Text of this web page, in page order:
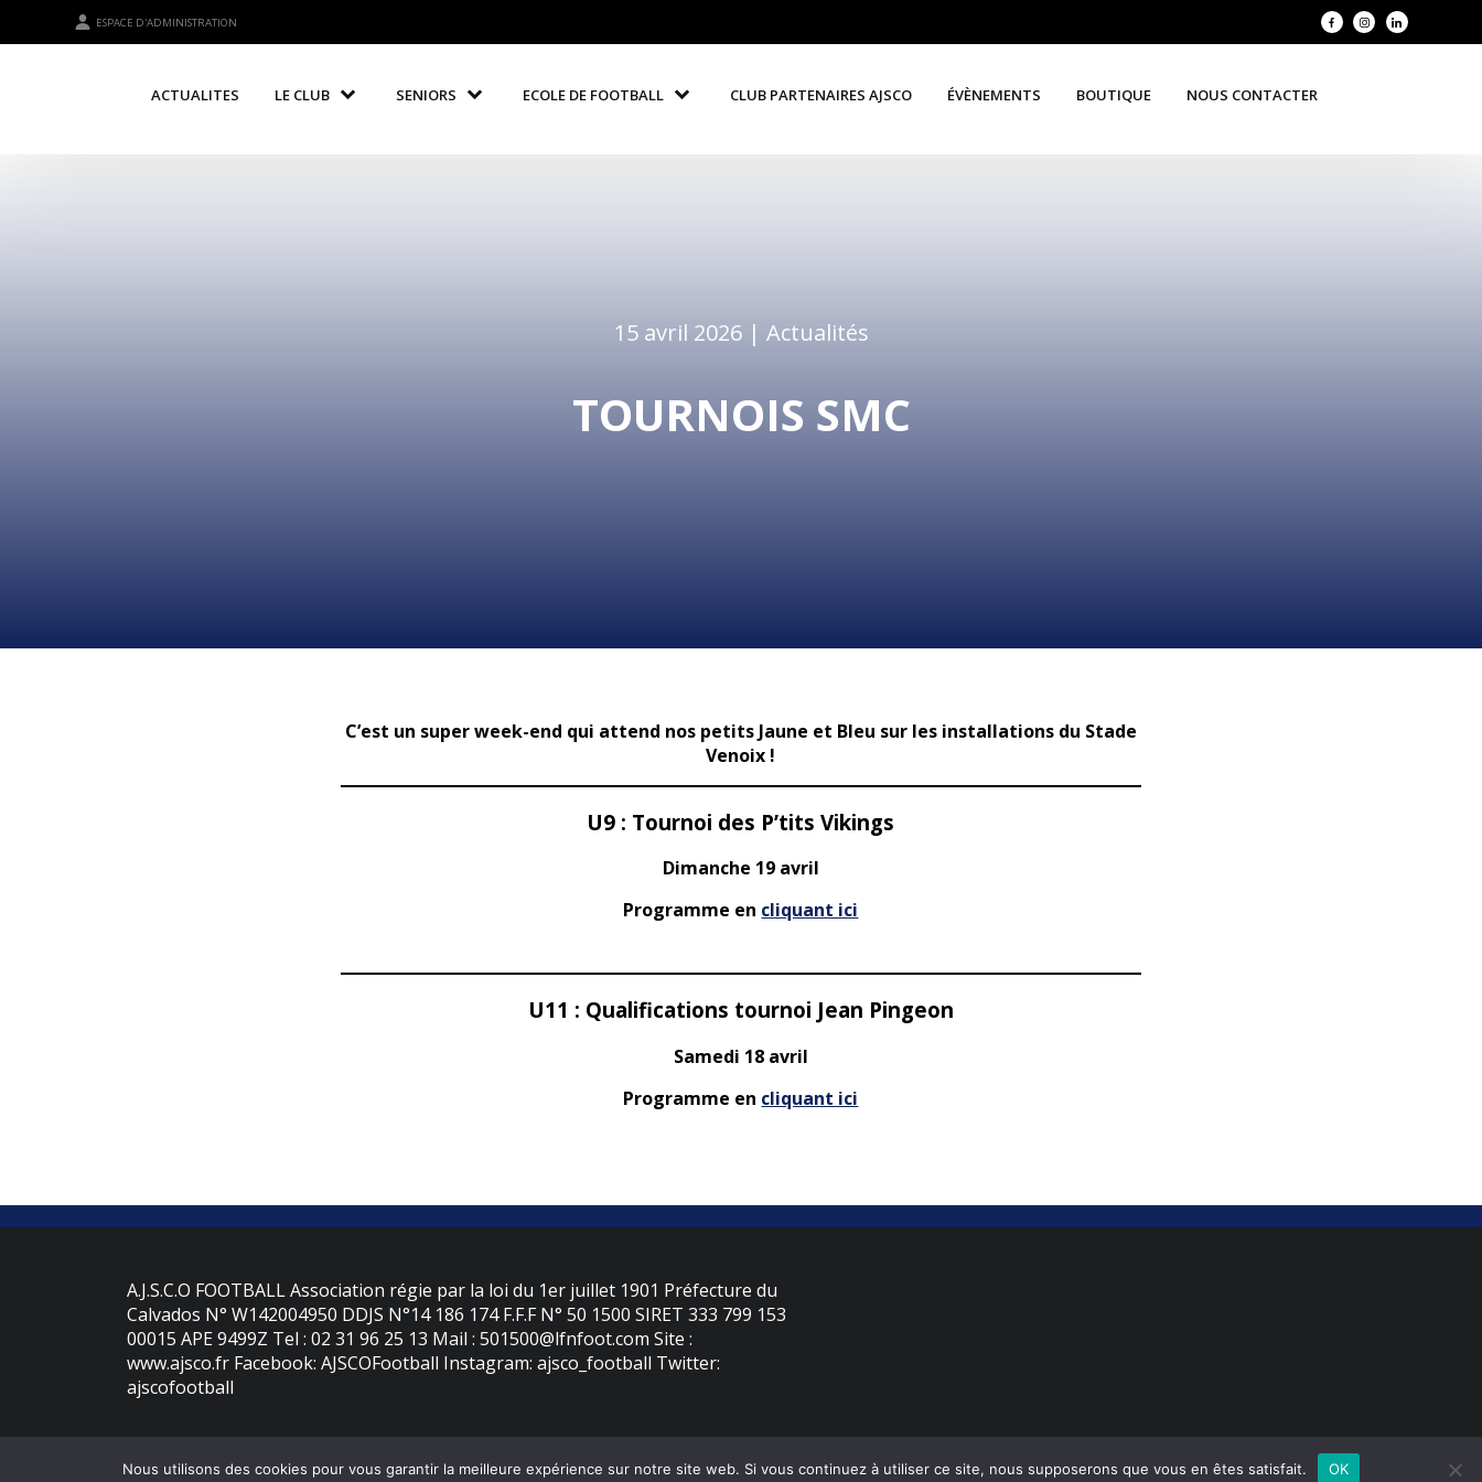
ESPACE D'ADMINISTRATION
ACTUALITES LE CLUB SENIORS ECOLE DE FOOTBALL CLUB PARTENAIRES AJSCO ÉVÈNEMENTS BOUTIQUE NOUS CONTACTER
15 avril 2026 | Actualités
TOURNOIS SMC
C’est un super week-end qui attend nos petits Jaune et Bleu sur les installations du Stade
Venoix !
U9 : Tournoi des P’tits Vikings
Dimanche 19 avril
Programme en cliquant ici
U11 : Qualifications tournoi Jean Pingeon
Samedi 18 avril
Programme en cliquant ici
A.J.S.C.O FOOTBALL Association régie par la loi du 1er juillet 1901 Préfecture du
Calvados N° W142004950 DDJS N°14 186 174 F.F.F N° 50 1500 SIRET 333 799 153
00015 APE 9499Z Tel : 02 31 96 25 13 Mail : 501500@lfnfoot.com Site :
www.ajsco.fr Facebook: AJSCOFootball Instagram: ajsco_football Twitter:
ajscofootball
2026 - AJS Colleville Ouistreham | Site internet réalisé par MENTIONS LÉGALES
Nous utilisons des cookies pour vous garantir la meilleure expérience sur notre site web. Si vous continuez à utiliser ce site, nous supposerons que vous en êtes satisfait. OK